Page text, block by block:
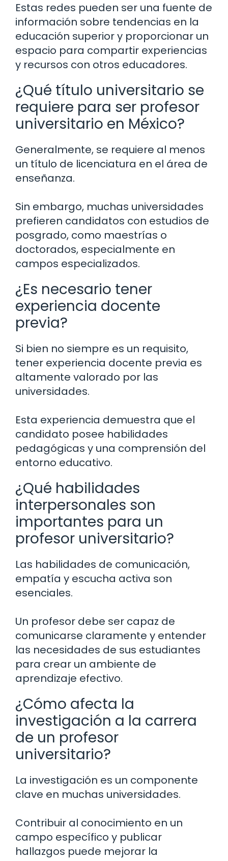
Estas redes pueden ser una fuente de
información sobre tendencias en la
educación superior y proporcionar un
espacio para compartir experiencias
y recursos con otros educadores.
¿Qué título universitario se
requiere para ser profesor
universitario en México?
Generalmente, se requiere al menos
un título de licenciatura en el área de
enseñanza.
Sin embargo, muchas universidades
prefieren candidatos con estudios de
posgrado, como maestrías o
doctorados, especialmente en
campos especializados.
¿Es necesario tener
experiencia docente
previa?
Si bien no siempre es un requisito,
tener experiencia docente previa es
altamente valorado por las
universidades.
Esta experiencia demuestra que el
candidato posee habilidades
pedagógicas y una comprensión del
entorno educativo.
¿Qué habilidades
interpersonales son
importantes para un
profesor universitario?
Las habilidades de comunicación,
empatía y escucha activa son
esenciales.
Un profesor debe ser capaz de
comunicarse claramente y entender
las necesidades de sus estudiantes
para crear un ambiente de
aprendizaje efectivo.
¿Cómo afecta la
investigación a la carrera
de un profesor
universitario?
La investigación es un componente
clave en muchas universidades.
Contribuir al conocimiento en un
campo específico y publicar
hallazgos puede mejorar la